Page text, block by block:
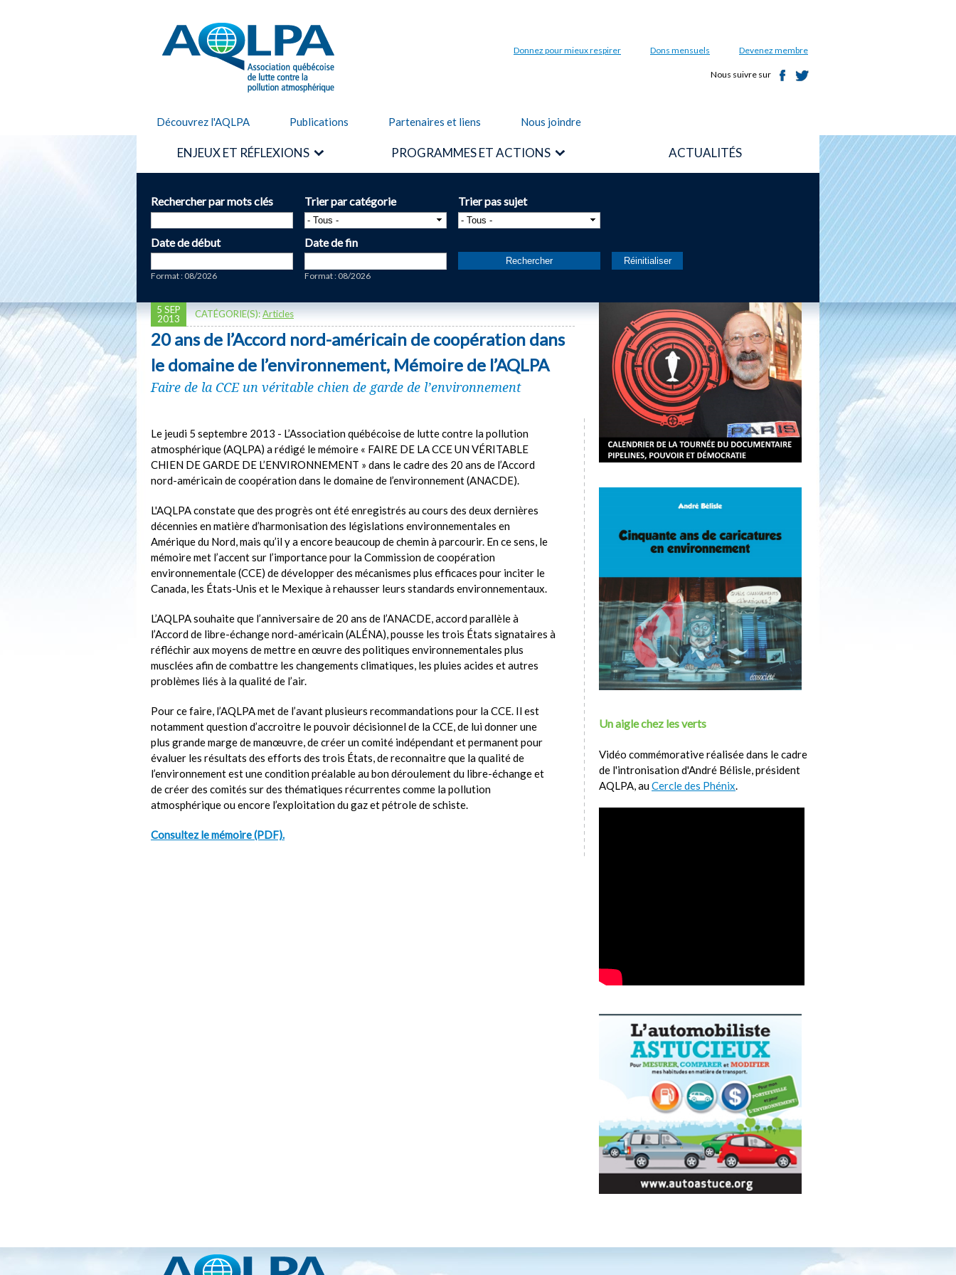
AQLPA Donnez pour mieux respirer Dons mensuels Devenez membre
Nous suivre sur
Découvrez l'AQLPA Publications Partenaires et liens Nous joindre
ENJEUX ET RÉFLEXIONS PROGRAMMES ET ACTIONS ACTUALITÉS
Rechercher par mots clés Trier par catégorie Trier pas sujet
Date de début
Format : 08/2026
Date de fin
Format : 08/2026
5 SEP
2013
CATÉGORIE(S):Articles
20 ans de l’Accord nord-américain de coopération dans
le domaine de l’environnement, Mémoire de l’AQLPA
Faire de la CCE un véritable chien de garde de l’environnement
Le jeudi 5 septembre 2013 - L’Association québécoise de lutte contre la pollution
atmosphérique (AQLPA) a rédigé le mémoire « FAIRE DE LA CCE UN VÉRITABLE
CHIEN DE GARDE DE L’ENVIRONNEMENT » dans le cadre des 20 ans de l’Accord
nord-américain de coopération dans le domaine de l’environnement (ANACDE).
L'AQLPA constate que des progrès ont été enregistrés au cours des deux dernières
décennies en matière d’harmonisation des législations environnementales en
Amérique du Nord, mais qu’il y a encore beaucoup de chemin à parcourir. En ce sens, le
mémoire met l’accent sur l’importance pour la Commission de coopération
environnementale (CCE) de développer des mécanismes plus efficaces pour inciter le
Canada, les États-Unis et le Mexique à rehausser leurs standards environnementaux.
L’AQLPA souhaite que l’anniversaire de 20 ans de l’ANACDE, accord parallèle à
l’Accord de libre-échange nord-américain (ALÉNA), pousse les trois États signataires à
réfléchir aux moyens de mettre en œuvre des politiques environnementales plus
musclées afin de combattre les changements climatiques, les pluies acides et autres
problèmes liés à la qualité de l’air.
Pour ce faire, l’AQLPA met de l’avant plusieurs recommandations pour la CCE. Il est
notamment question d’accroitre le pouvoir décisionnel de la CCE, de lui donner une
plus grande marge de manœuvre, de créer un comité indépendant et permanent pour
évaluer les résultats des efforts des trois États, de reconnaitre que la qualité de
l’environnement est une condition préalable au bon déroulement du libre-échange et
de créer des comités sur des thématiques récurrentes comme la pollution
atmosphérique ou encore l’exploitation du gaz et pétrole de schiste.
Consultez le mémoire (PDF).
Un aigle chez les verts
Vidéo commémorative réalisée dans le cadre
de l'intronisation d'André Bélisle, président
AQLPA, auCercle des Phénix.